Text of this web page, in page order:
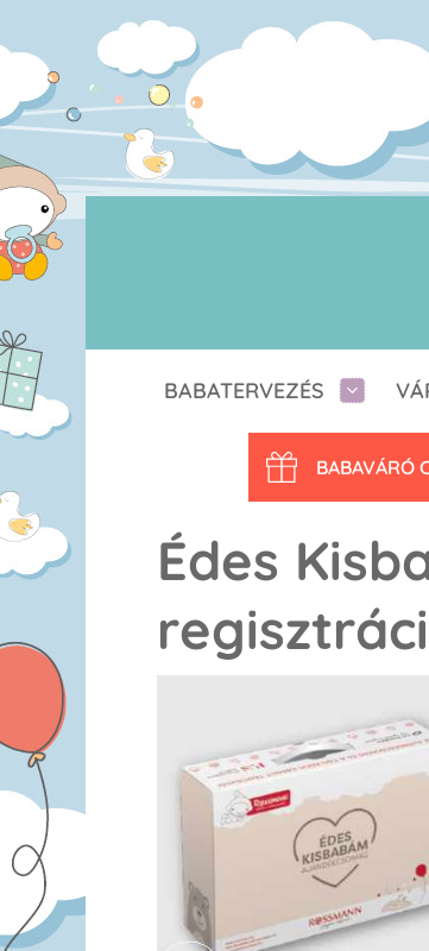
BABATERVEZÉS
BABAVÁRÓ
Édes